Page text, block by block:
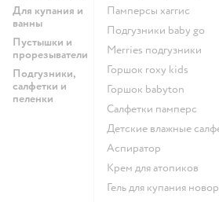
Для купания и
ванны
Пустышки и
прорезыватели
Подгузники,
салфетки и
пеленки
памперсы хаггис
подгузники baby go
merries подгузники
горшок roxy kids
горшок babyton
салфетки памперс
детские влажные
аспиратор
крем для атопиков
гель для купания